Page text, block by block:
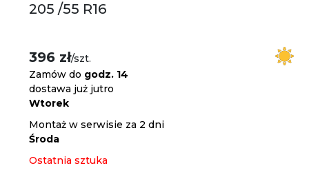
205 /55 R16
396 zł/szt.
Zamów do godz. 14
dostawa już jutro
Wtorek
Montaż w serwisie za 2 dni
Środa
Ostatnia sztuka